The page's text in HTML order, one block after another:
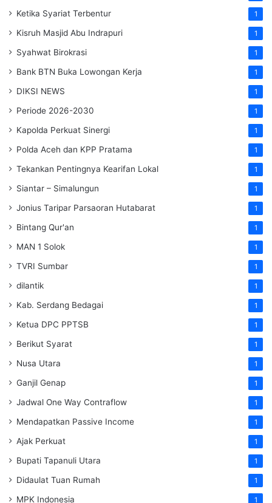
Ketika Syariat Terbentur 1
Kisruh Masjid Abu Indrapuri 1
Syahwat Birokrasi 1
Bank BTN Buka Lowongan Kerja 1
DIKSI NEWS 1
Periode 2026-2030 1
Kapolda Perkuat Sinergi 1
Polda Aceh dan KPP Pratama 1
Tekankan Pentingnya Kearifan Lokal 1
Siantar – Simalungun 1
Jonius Taripar Parsaoran Hutabarat 1
Bintang Qur'an 1
MAN 1 Solok 1
TVRI Sumbar 1
dilantik 1
Kab. Serdang Bedagai 1
Ketua DPC PPTSB 1
Berikut Syarat 1
Nusa Utara 1
Ganjil Genap 1
Jadwal One Way Contraflow 1
Mendapatkan Passive Income 1
Ajak Perkuat 1
Bupati Tapanuli Utara 1
Didaulat Tuan Rumah 1
MPK Indonesia 1